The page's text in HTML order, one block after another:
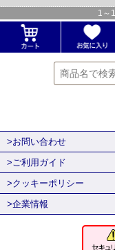
1 ～ 1
>お問い合わせ
>ご利用ガイド
>クッキーポリシー
>企業情報